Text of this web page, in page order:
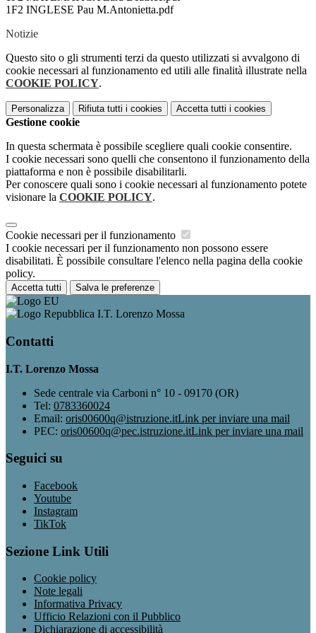
1F2 INGLESE Pau M.Antonietta.pdf
Notizie
Questo sito o gli strumenti terzi da questo utilizzati si avvalgono di
cookie necessari al funzionamento ed utili alle finalità illustrate nella
COOKIE POLICY.
Personalizza Rifiuta tutti i cookies Accetta tutti i cookies
Gestione cookie
In questa schermata è possibile scegliere quali cookie consentire.
I cookie necessari sono quelli che consentono il funzionamento della
piattaforma e non è possibile disabilitarli.
Per conoscere quali sono i cookie necessari al funzionamento potete
visionare la COOKIE POLICY.
Cookie necessari per il funzionamento
I cookie necessari per il funzionamento non possono essere
disabilitati. È possibile consultare l'elenco nella pagina della cookie
policy.
Accetta tutti Salva le preferenze
I.T. Lorenzo Mossa
Contatti
I.T. Lorenzo Mossa
Sede centrale via Carboni n° 10 - 09170 (OR)
Tel: 0783360024
Email: oris00600q@istruzione.itLink per inviare una mail
PEC: oris00600q@pec.istruzione.itLink per inviare una mail
Seguici su
Facebook
Youtube
Instagram
TikTok
Sezione Link Utili
Cookie policy
Note legali
Informativa Privacy
Ufficio Relazioni con il Pubblico
Dichiarazione di accessibilità